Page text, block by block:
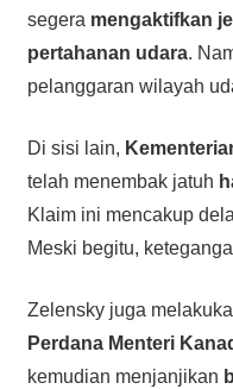
segera mengaktifkan
pertahanan udara.
pelanggaran wilayah
Di sisi lain,
telah menembak jatuh
Klaim ini mencakup
Meski begitu,
Zelensky juga
Perdana Menteri
kemudian menjanjikan